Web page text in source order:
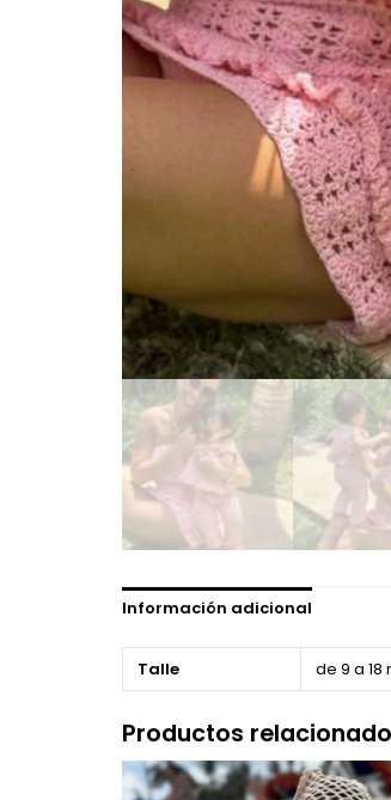
Información adicional
Talle de 9 a 18
Productos